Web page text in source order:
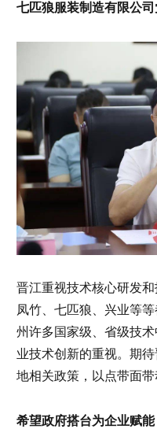
七匹狼服装制造有限公
晋江重视技术核心研发和
凤竹、七匹狼、兴业等
州许多国家级、省级技
业技术创新的重视。期
地相关政策，以点带面带
希望政府搭台为企业赋能